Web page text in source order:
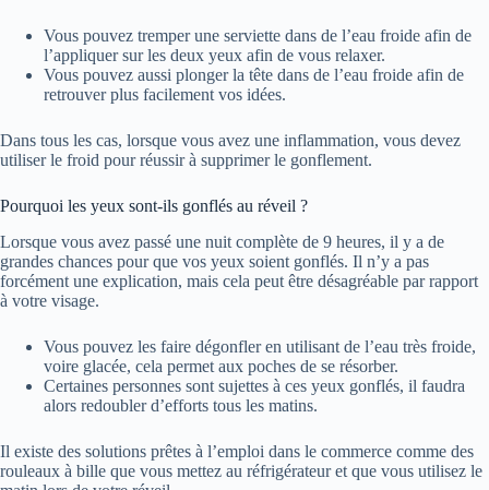
Vous pouvez tremper une serviette dans de l’eau froide afin de
l’appliquer sur les deux yeux afin de vous relaxer.
Vous pouvez aussi plonger la tête dans de l’eau froide afin de
retrouver plus facilement vos idées.
Dans tous les cas, lorsque vous avez une inflammation, vous devez
utiliser le froid pour réussir à supprimer le gonflement.
Pourquoi les yeux sont-ils gonflés au réveil ?
Lorsque vous avez passé une nuit complète de 9 heures, il y a de
grandes chances pour que vos yeux soient gonflés. Il n’y a pas
forcément une explication, mais cela peut être désagréable par rapport
à votre visage.
Vous pouvez les faire dégonfler en utilisant de l’eau très froide,
voire glacée, cela permet aux poches de se résorber.
Certaines personnes sont sujettes à ces yeux gonflés, il faudra
alors redoubler d’efforts tous les matins.
Il existe des solutions prêtes à l’emploi dans le commerce comme des
rouleaux à bille que vous mettez au réfrigérateur et que vous utilisez le